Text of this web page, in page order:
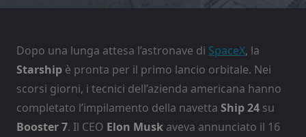
Dopo una lunga attesa l’astronave di SpaceX, la
Starship è pronta per il primo lancio orbitale. Nei
scorsi giorni, i tecnici dell’azienda americana hanno
completato l’impilamento della navetta Ship 24 su
Booster 7. Il CEO Elon Musk aveva annunciato il 16